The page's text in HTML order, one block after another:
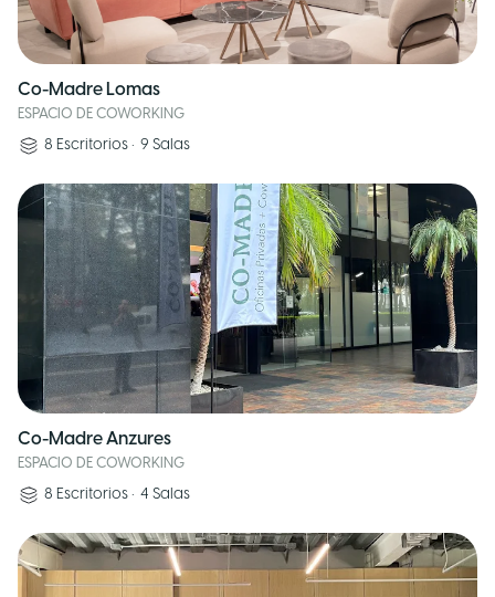
Co-Madre Lomas
ESPACIO DE COWORKING
8 Escritorios • 9 Salas
Co-Madre Anzures
ESPACIO DE COWORKING
8 Escritorios • 4 Salas